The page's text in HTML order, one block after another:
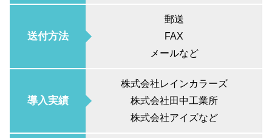
送付方法
郵送
FAX
メールなど
導入実績
株式会社レインカラーズ
株式会社田中工業所
株式会社アイズなど